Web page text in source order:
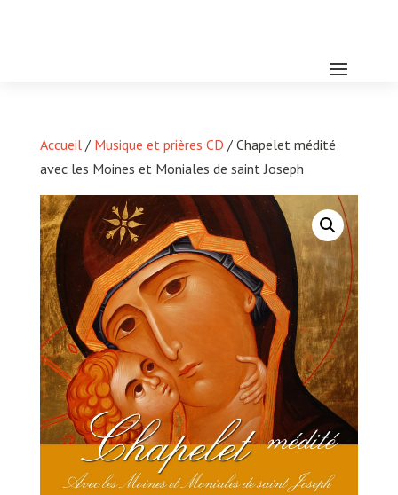
Accueil/ Musique et prières CD / Chapelet médité
avec les Moines et Moniales de saint Joseph